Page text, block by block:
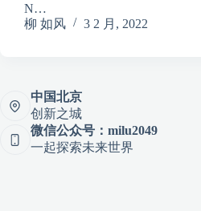
N…
柳 如风
3 2 月, 2022
中国北京
创新之城
微信公众号：milu2049
一起探索未来世界